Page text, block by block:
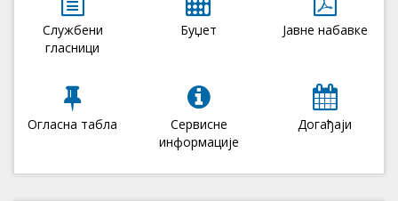
Службени
гласници
Буџет Јавне набавке
Огласна табла
Сервисне
информације
Догађаји